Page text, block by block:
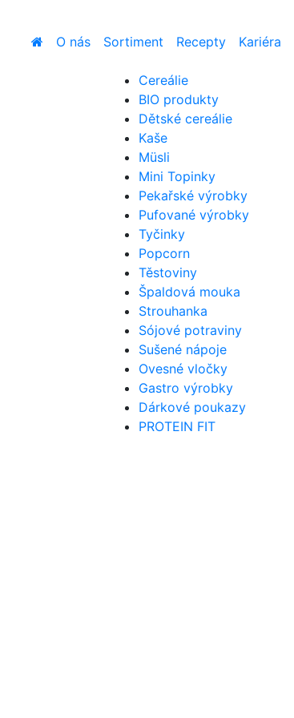
O nás Sortiment Recepty Kariéra
Cereálie
BIO produkty
Dětské cereálie
Kaše
Müsli
Mini Topinky
Pekařské výrobky
Pufované výrobky
Tyčinky
Popcorn
Těstoviny
Špaldová mouka
Strouhanka
Sójové potraviny
Sušené nápoje
Ovesné vločky
Gastro výrobky
Dárkové poukazy
PROTEIN FIT